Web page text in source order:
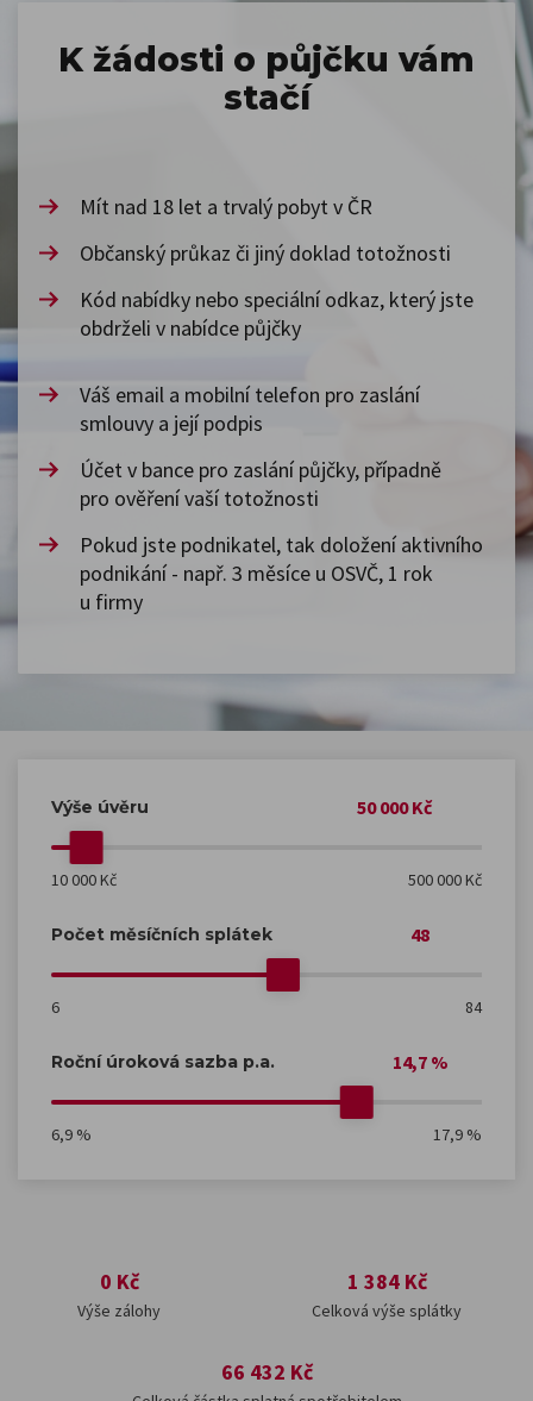
K žádosti o půjčku vám
stačí
Mít nad 18 let a trvalý pobyt v ČR
Občanský průkaz či jiný doklad totožnosti
Kód nabídky nebo speciální odkaz, který jste
obdrželi v nabídce půjčky
Váš email a mobilní telefon pro zaslání
smlouvy a její podpis
Účet v bance pro zaslání půjčky, případně
pro ověření vaší totožnosti
Pokud jste podnikatel, tak doložení aktivního
podnikání - např. 3 měsíce u OSVČ, 1 rok
u firmy
Výše úvěru 50 000 Kč
10 000 Kč 500 000 Kč
Počet měsíčních splátek 48
6 84
Roční úroková sazba p.a. 14,7 %
6,9 % 17,9 %
0 Kč
Výše zálohy
1 384 Kč
Celková výše splátky
66 432 Kč